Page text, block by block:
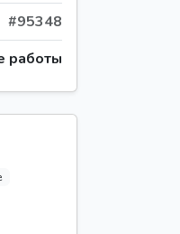
#95348
работы